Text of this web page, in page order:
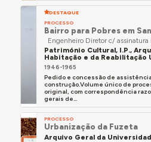
DESTAQUE
PROCESSO
Bairro para Pobres em
Engenheiro Diretor c/ assinatura
Património Cultural, I.P.,
Habitação e da Reabilitação
1946-1965
Pedido e concessão de
construção.Volume único de
original, com correspondência
gerais de...
PROCESSO
Urbanização da Fuzeta
Arquivo Geral da